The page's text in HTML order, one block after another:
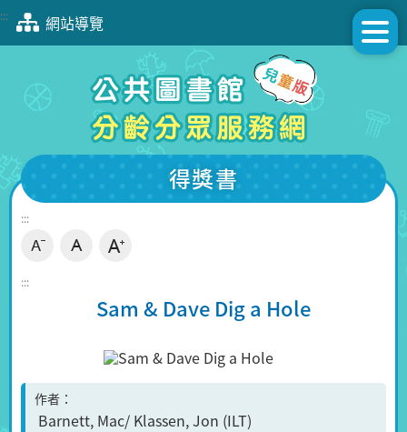
跳
塊
::: 網站導覽
得獎書
:::
:::
Sam & Dave Dig a Hole
作者
Barnett, Mac/ Klassen, Jon (ILT)